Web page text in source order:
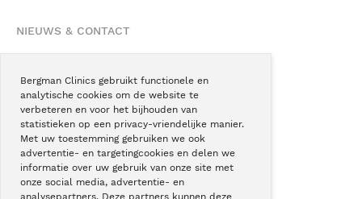
Bergman Clinics gebruikt functionele en
analytische cookies om de website te
verbeteren en voor het bijhouden van
statistieken op een privacy-vriendelijke manier.
Met uw toestemming gebruiken we ook
advertentie- en targetingcookies en delen we
informatie over uw gebruik van onze site met
onze social media, advertentie- en
NIEUWS & CONTACT
Blogs
Podcast
Pressroom
Instagram
Facebook
LinkedIn